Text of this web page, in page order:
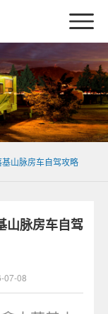
山脉房车自驾攻略
山脉房车自驾
08